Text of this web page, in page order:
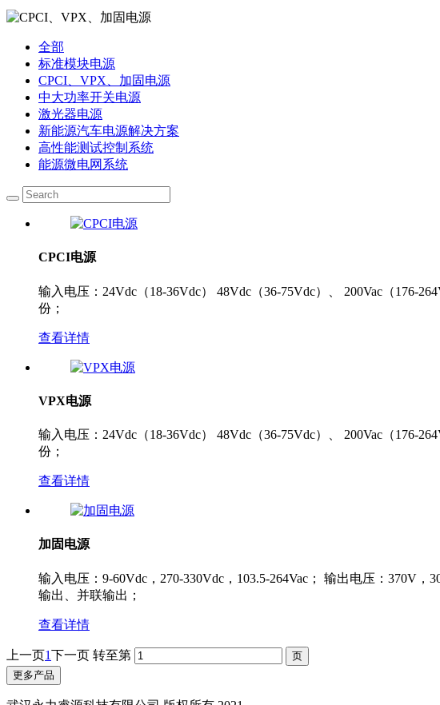
全部
标准模块电源
CPCI、VPX、加固电源
中大功率开关电源
激光器电源
新能源汽车电源解决方案
高性能测试控制系统
能源微电网系统
CPCI电源
输入电压：24Vdc（18-36Vdc） 48Vdc（36-75Vdc）、 200Vac（176-
份；
查看详情
VPX电源
输入电压：24Vdc（18-36Vdc） 48Vdc（36-75Vdc）、 200Vac（176-
份；
查看详情
加固电源
输入电压：9-60Vdc，270-330Vdc，103.5-264Vac； 输出电压：370V
输出、并联输出；
查看详情
上一页1下一页 转至第
更多产品